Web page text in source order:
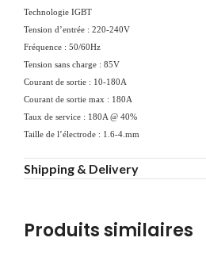
Technologie IGBT
Tension d’entrée : 220-240V
Fréquence : 50/60Hz
Tension sans charge : 85V
Courant de sortie : 10-180A
Courant de sortie max : 180A
Taux de service : 180A @ 40%
Taille de l’électrode : 1.6-4.mm
Shipping & Delivery
Produits similaires